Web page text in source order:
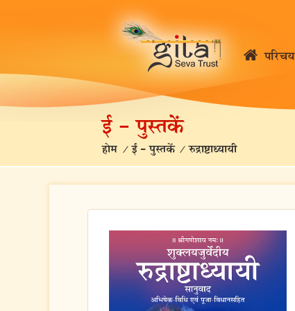
परिचय
ई – पुस्तकें
होम /ई – पुस्तकें /रुद्राष्टाध्यायी